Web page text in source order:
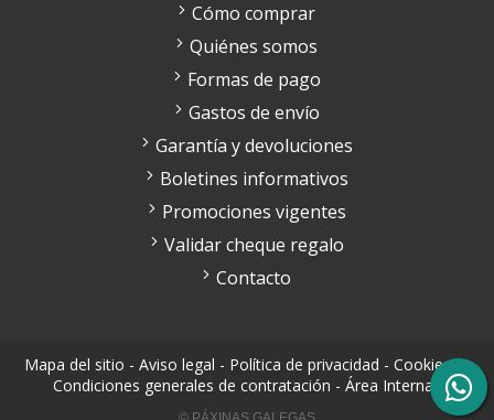
Cómo comprar
Quiénes somos
Formas de pago
Gastos de envío
Garantía y devoluciones
Boletines informativos
Promociones vigentes
Validar cheque regalo
Contacto
Mapa del sitio - Aviso legal - Política de privacidad - Cookies-
Condiciones generales de contratación - Área Interna